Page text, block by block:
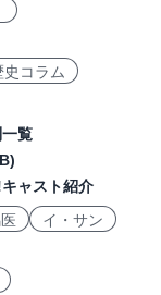
コラム
覧
ャスト紹介
イ・サン